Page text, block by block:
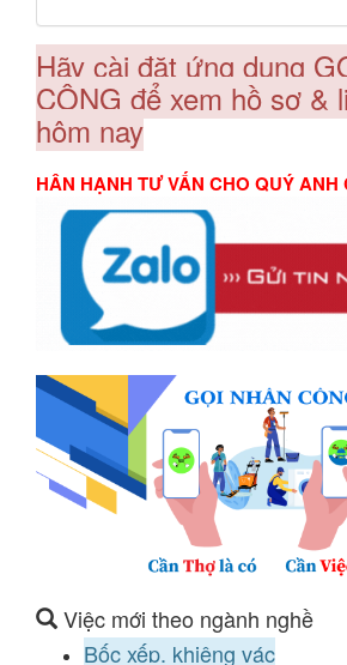
Hãy cài đặt ứng dụng
CÔNG để xem hồ sơ &
hôm nay
HÂN HẠNH TƯ VẤN CHO QUÝ ANH
Việc mới theo ngành nghề
Bốc xếp, khiêng vác